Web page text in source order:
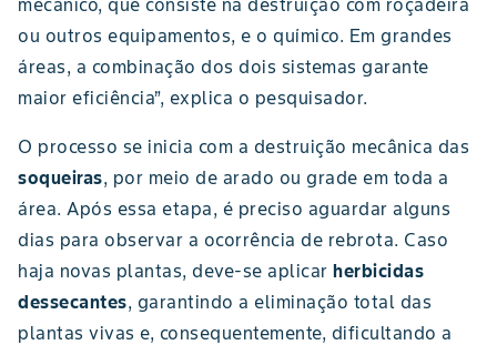
mecânico, que consiste na destruição com roçadeira
ou outros equipamentos, e o químico. Em grandes
áreas, a combinação dos dois sistemas garante
maior eficiência”, explica o pesquisador.
O processo se inicia com a destruição mecânica das
soqueiras, por meio de arado ou grade em toda a
área. Após essa etapa, é preciso aguardar alguns
dias para observar a ocorrência de rebrota. Caso
haja novas plantas, deve-se aplicar herbicidas
dessecantes, garantindo a eliminação total das
plantas vivas e, consequentemente, dificultando a